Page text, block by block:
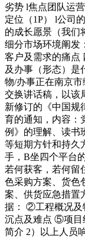
劣势 l焦点团队运
定位（1P） l公司
的成长愿景（我们
细分市场环境阐发
客户及需求的痛点
及办事（形态）是
物/办事正在南京
交换讲话稿，以该
新修订的《中国规
育的通知，内容：
例》的理解、读书
等短期方针和持久
手，B坐四个平台
若何获客，若何留
色采购方案、货色
案、供货应急措置
据： ②工程概况
沉点及难点 ⑤项目
简介 2）以上人员